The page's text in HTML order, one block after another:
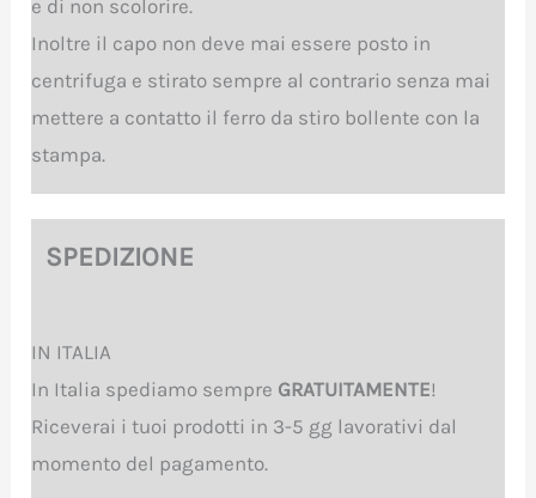
e di non scolorire.
Inoltre il capo non deve mai essere posto in
centrifuga e stirato sempre al contrario senza mai
mettere a contatto il ferro da stiro bollente con la
stampa.
SPEDIZIONE
IN ITALIA
In Italia spediamo sempre GRATUITAMENTE!
Riceverai i tuoi prodotti in 3-5 gg lavorativi dal
momento del pagamento.